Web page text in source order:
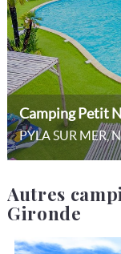
Camping Petit
PYLA SUR MER,
Autres
Gironde